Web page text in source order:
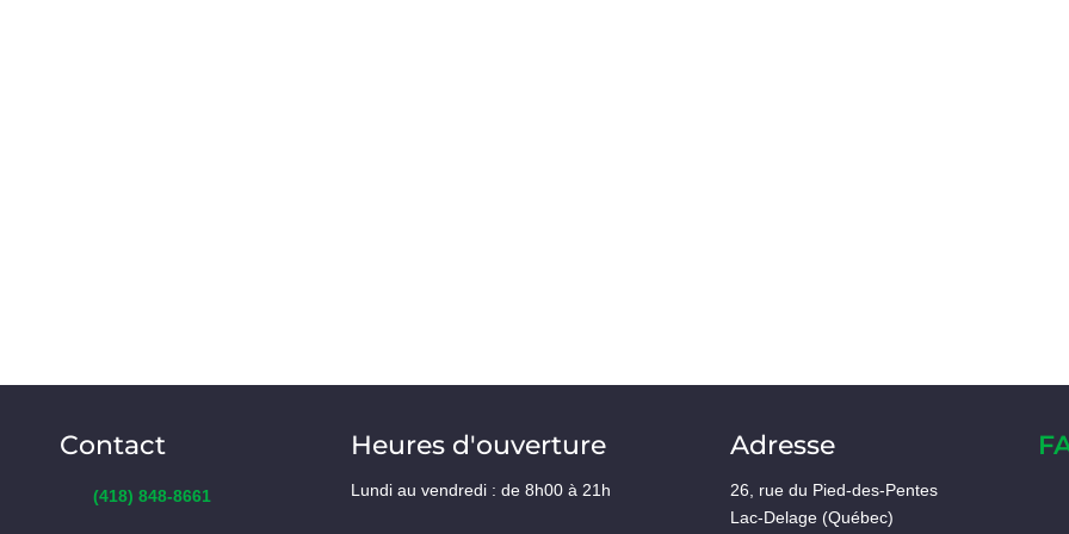
Contact
(418) 848-8661
Heures d'ouverture
Lundi au vendredi : de 8h00 à 21h
Adresse
26, rue du Pied-des-Pentes
Lac-Delage (Québec)